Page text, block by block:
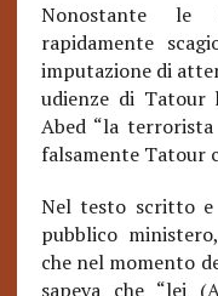
Nonostante le
rapidamente
imputazione di
udienze di Tatour
Abed “la
falsamente Tatour
Nel testo scritto
pubblico
che nel momento
sapeva che “lei